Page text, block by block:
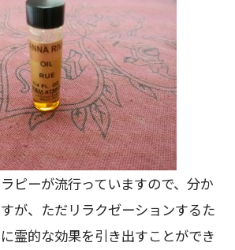
ピーが流行っていますので、分か
が、ただリラクゼーションするた
霊的な効果を引き出すことができ